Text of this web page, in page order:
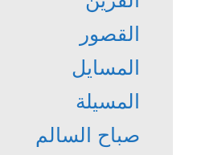
القصور
المسايل
المسيلة
صباح السالم